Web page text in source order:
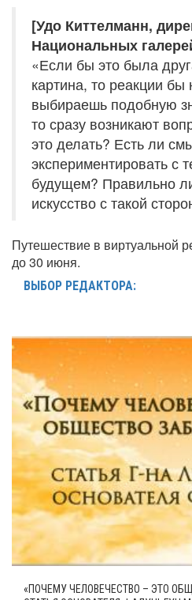
[Удо Киттелманн,
Национальных
«Если бы это была
картина, то реакции
выбираешь подобную
то сразу возникают
это делать? Есть ли
экспериментировать с
будущем? Правильно
искусство с такой
Путешествие в виртуальной
до 30 июня.
ВЫБОР РЕДАКТОРА:
«ПОЧЕМУ ЧЕЛОВЕЧЕСТВО – ЭТО